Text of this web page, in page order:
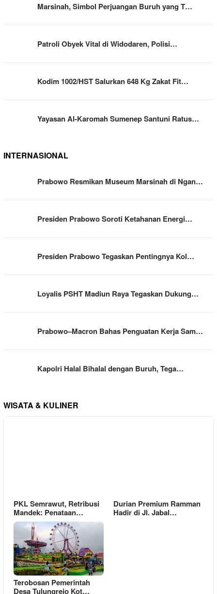
Marsinah, Simbol Perjuangan Buruh yang T…
Patroli Obyek Vital di Widodaren, Polisi…
Kodim 1002/HST Salurkan 648 Kg Zakat Fit…
Yayasan Al-Karomah Sumenep Santuni Ratus…
INTERNASIONAL
Prabowo Resmikan Museum Marsinah di Ngan…
Presiden Prabowo Soroti Ketahanan Energi…
Presiden Prabowo Tegaskan Pentingnya Kol…
Loyalis PSHT Madiun Raya Tegaskan Dukung…
Prabowo–Macron Bahas Penguatan Kerja Sam…
Kapolri Halal Bihalal dengan Buruh, Tega…
WISATA & KULINER
PKL Semrawut, Retribusi
Mandek: Penataan…
Durian Premium Ramman
Hadir di Jl. Jabal…
Terobosan Pemerintah
Desa Tulungrejo Kot…